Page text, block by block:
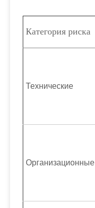
Категория риска
Технические
Организационные